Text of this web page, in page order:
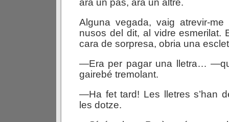
ara un pas, ara un altre.
Alguna vegada, vaig atrevir-
nusos del dit, al vidre esmerilat.
cara de sorpresa, obria una
—Era per pagar una lletra…
gairebé tremolant.
—Ha fet tard! Les lletres s’han
les dotze.